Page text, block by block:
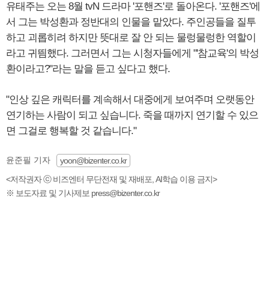
유태주는 오는 8월 tvN 드라마 '포핸즈'로 돌아온다. '포핸즈'에
서 그는 박성환과 정반대의 인물을 맡았다. 주인공들을 질투
하고 괴롭히려 하지만 뜻대로 잘 안 되는 물렁물렁한 역할이
라고 귀띔했다. 그러면서 그는 시청자들에게 "'참교육'의 박성
환이라고?"라는 말을 듣고 싶다고 했다.
"인상 깊은 캐릭터를 계속해서 대중에게 보여주며 오랫동안
연기하는 사람이 되고 싶습니다. 죽을 때까지 연기할 수 있으
면 그걸로 행복할 것 같습니다."
윤준필 기자
yoon@bizenter.co.kr
<저작권자 ⓒ 비즈엔터 무단전재 및 재배포, AI학습 이용 금지>
※ 보도자료 및 기사제보 press@bizenter.co.kr